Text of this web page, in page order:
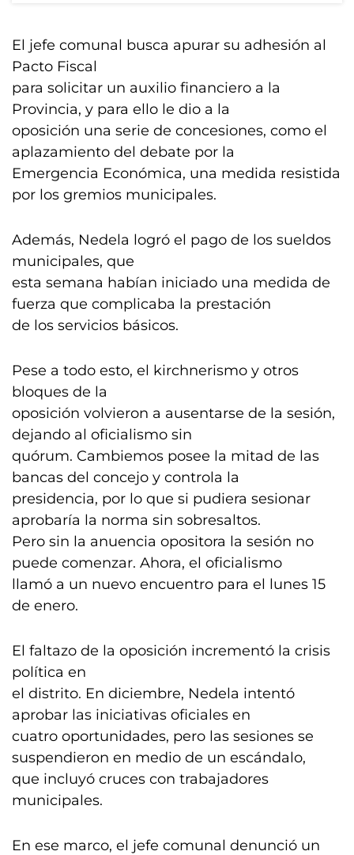
El jefe comunal busca apurar su adhesión al
Pacto Fiscal
para solicitar un auxilio financiero a la
Provincia, y para ello le dio a la
oposición una serie de concesiones, como el
aplazamiento del debate por la
Emergencia Económica, una medida resistida
por los gremios municipales.
Además, Nedela logró el pago de los sueldos
municipales, que
esta semana habían iniciado una medida de
fuerza que complicaba la prestación
de los servicios básicos.
Pese a todo esto, el kirchnerismo y otros
bloques de la
oposición volvieron a ausentarse de la sesión,
dejando al oficialismo sin
quórum. Cambiemos posee la mitad de las
bancas del concejo y controla la
presidencia, por lo que si pudiera sesionar
aprobaría la norma sin sobresaltos.
Pero sin la anuencia opositora la sesión no
puede comenzar. Ahora, el oficialismo
llamó a un nuevo encuentro para el lunes 15
de enero.
El faltazo de la oposición incrementó la crisis
política en
el distrito. En diciembre, Nedela intentó
aprobar las iniciativas oficiales en
cuatro oportunidades, pero las sesiones se
suspendieron en medio de un escándalo,
que incluyó cruces con trabajadores
municipales.
En ese marco, el jefe comunal denunció un